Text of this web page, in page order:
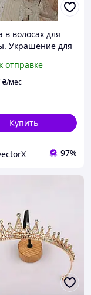
в волосах для
Украшение для
отправке
₴/мес
Купить
97%